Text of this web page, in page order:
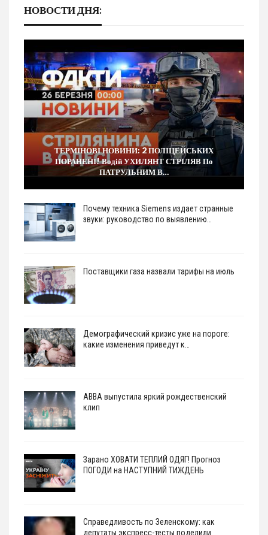
НОВОСТИ ДНЯ:
ТЕРМІНОВІ НОВИНИ: 2 ПОЛІЦЕЙСЬКИХ
ПОРАНЕНІ! Водій УХИЛЯНТ СТРІЛЯВ По
ПАТРУЛЬНИМ В…
Почему техника Siemens издает странные
звуки: руководство по выявлению…
Поставщики газа назвали тарифы на июль
Демографический кризис уже на пороге:
какие изменения приведут к…
АВВА выпустила яркий рождественский
клип
Зарано ХОВАТИ ТЕПЛИЙ ОДЯГ! Прогноз
ПОГОДИ на НАСТУПНИЙ ТИЖДЕНЬ
Справедливость по Зеленскому: как
депутаты экспресс-тесты поделили